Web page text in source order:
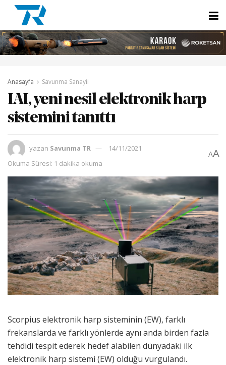
Anasayfa Savunma Sanayii
IAI, yeni nesil elektronik harp
sistemini tanıttı
yazan Savunma TR
14/11/2021
Okuma Süresi: 1 dakika okuma
AA
Scorpius elektronik harp sisteminin (EW), farklı
frekanslarda ve farklı yönlerde aynı anda birden fazla
tehdidi tespit ederek hedef alabilen dünyadaki ilk
elektronik harp sistemi (EW) olduğu vurgulandı.